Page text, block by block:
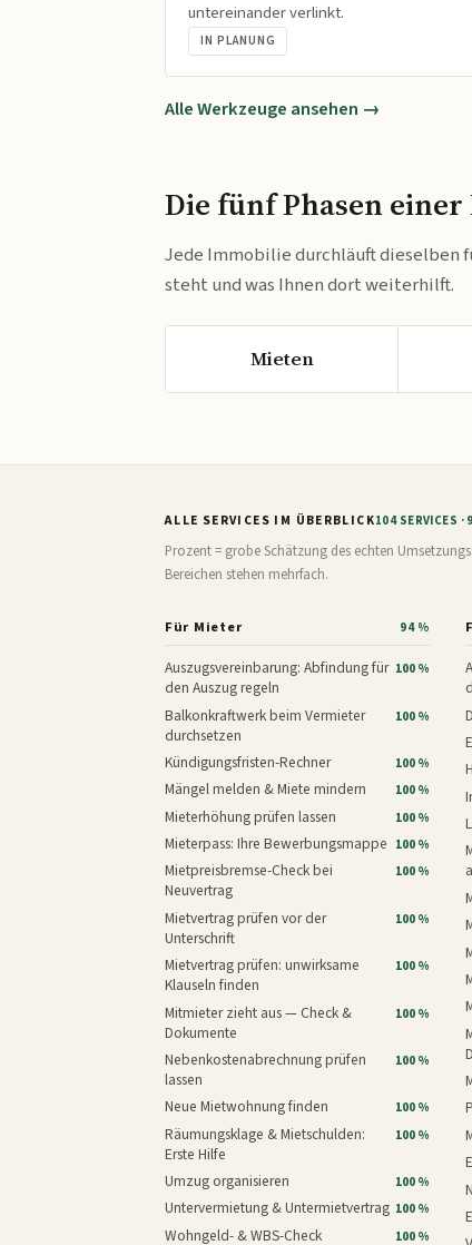
untereinander verlinkt.
IN PLANUNG
Alle Werkzeuge ansehen →
Die fünf Phasen
Jede Immobilie durchläuft dieselben
steht und was Ihnen dort weiterhilft.
Mieten
ALLE SERVICES IM ÜBERBLICK104 SERVICES
Prozent = grobe Schätzung des echten
Bereichen stehen mehrfach.
Für Mieter 94 %
Auszugsvereinbarung: Abfindung für
den Auszug regeln
100 %
Balkonkraftwerk beim Vermieter
durchsetzen
100 %
Kündigungsfristen-Rechner 100 %
Mängel melden & Miete mindern 100 %
Mieterhöhung prüfen lassen 100 %
Mieterpass: Ihre Bewerbungsmappe 100 %
Mietpreisbremse-Check bei
Neuvertrag
100 %
Mietvertrag prüfen vor der
Unterschrift
100 %
Mietvertrag prüfen: unwirksame
Klauseln finden
100 %
Mitmieter zieht aus — Check &
Dokumente
100 %
Nebenkostenabrechnung prüfen
lassen
100 %
Neue Mietwohnung finden 100 %
Räumungsklage & Mietschulden:
Erste Hilfe
100 %
Umzug organisieren 100 %
Untervermietung & Untermietvertrag 100 %
Wohngeld- & WBS-Check 100 %